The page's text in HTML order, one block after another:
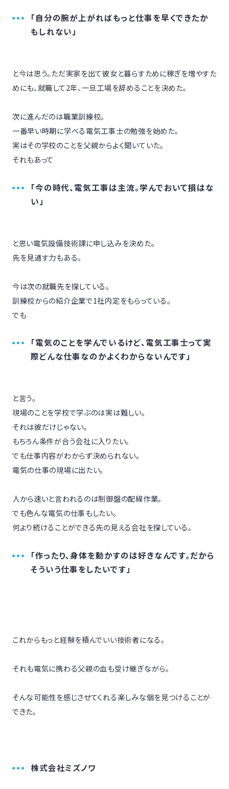
「自分の腕が上がればもっと仕事を早くできたか
もしれない」
と今は思う。ただ実家を出て彼女と暮らすために稼ぎを増やすた
めにも、就職して2年、一旦工場を辞めることを決めた。
次に進んだのは職業訓練校。
一番早い時期に学べる電気工事士の勉強を始めた。
実はその学校のことを父親からよく聞いていた。
それもあって
「今の時代、電気工事は主流。学んでおいて損はな
い」
と思い電気設備技術課に申し込みを決めた。
先を見通す力もある。
今は次の就職先を探している。
訓練校からの紹介企業で1社内定をもらっている。
でも
「電気のことを学んでいるけど、電気工事士って実
際どんな仕事なのかよくわからないんです」
と言う。
現場のことを学校で学ぶのは実は難しい。
それは彼だけじゃない。
もちろん条件が合う会社に入りたい。
でも仕事内容がわからず決められない。
電気の仕事の現場に出たい。
人から速いと言われるのは制御盤の配線作業。
でも色んな電気の仕事もしたい。
何より続けることができる先の見える会社を探している。
「作ったり、身体を動かすのは好きなんです。だから
そういう仕事をしたいです」
これからもっと経験を積んでいい技術者になる。
それも電気に携わる父親の血も受け継ぎながら。
そんな可能性を感じさせてくれる楽しみな個を見つけることが
できた。
株式会社ミズノワ